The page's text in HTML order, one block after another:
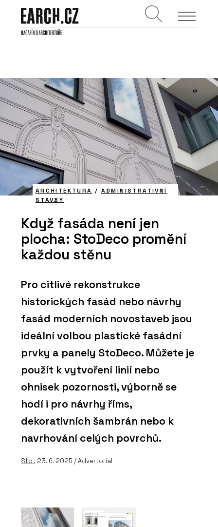
ARCHITEKTURA / ADMINISTRATIVNÍ
STAVBY
Když fasáda není jen
plocha: StoDeco promění
každou stěnu
Pro citlivé rekonstrukce
historických fasád nebo návrhy
fasád moderních novostaveb jsou
ideální volbou plastické fasádní
prvky a panely StoDeco. Můžete je
použít k vytvoření linií nebo
ohnisek pozornosti, výborně se
hodí i pro návrhy říms,
dekorativních šambrán nebo k
navrhování celých povrchů.
Sto , 23. 6. 2025 / Advertorial